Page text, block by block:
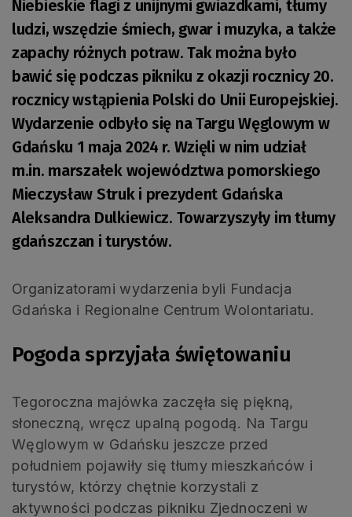
Niebieskie flagi z unijnymi gwiazdkami, tłumy
ludzi, wszędzie śmiech, gwar i muzyka, a także
zapachy różnych potraw. Tak można było
bawić się podczas pikniku z okazji rocznicy 20.
rocznicy wstąpienia Polski do Unii Europejskiej.
Wydarzenie odbyło się na Targu Węglowym w
Gdańsku 1 maja 2024 r. Wzięli w nim udział
m.in. marszałek województwa pomorskiego
Mieczysław Struk i prezydent Gdańska
Aleksandra Dulkiewicz. Towarzyszyły im tłumy
gdańszczan i turystów.
Organizatorami wydarzenia byli Fundacja
Gdańska i Regionalne Centrum Wolontariatu.
Pogoda sprzyjała świętowaniu
Tegoroczna majówka zaczęła się piękną,
słoneczną, wręcz upalną pogodą. Na Targu
Węglowym w Gdańsku jeszcze przed
południem pojawiły się tłumy mieszkańców i
turystów, którzy chętnie korzystali z
aktywności podczas pikniku Zjednoczeni w